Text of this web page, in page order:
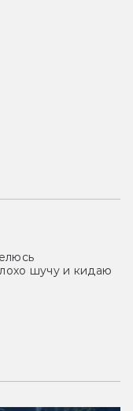
шучу и кидаю